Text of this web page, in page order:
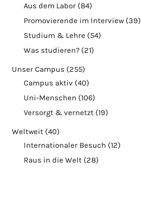
Aus dem Labor (84)
Promovierende im Interview (39)
Studium & Lehre (54)
Was studieren? (21)
Unser Campus (255)
Campus aktiv (40)
Uni-Menschen (106)
Versorgt & vernetzt (19)
Weltweit (40)
Internationaler Besuch (12)
Raus in die Welt (28)